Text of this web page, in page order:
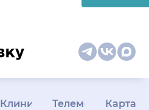
КлиникамТелемедицина
Карта